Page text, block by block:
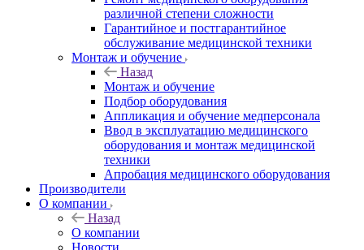
различной степени сложности
Гарантийное и постгарантийное
обслуживание медицинской техники
Монтаж и обучение
Назад
Монтаж и обучение
Подбор оборудования
Аппликация и обучение медперсонала
Ввод в эксплуатацию медицинского
оборудования и монтаж медицинской
техники
Апробация медицинского оборудования
Производители
О компании
Назад
О компании
Новости